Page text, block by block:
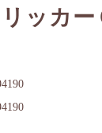
ッカー